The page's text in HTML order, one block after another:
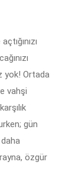
yok! Ortada
vahşi
gün
özgür